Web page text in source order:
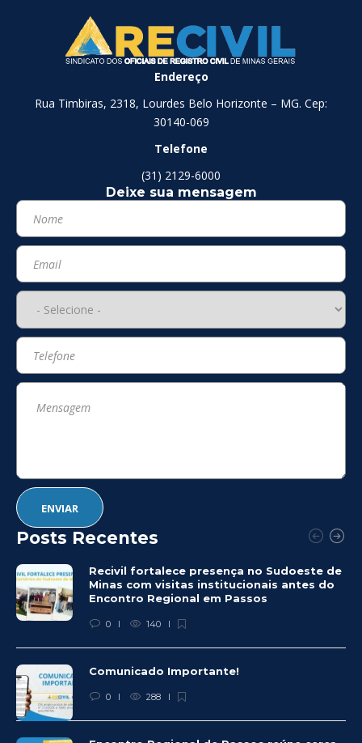
Endereço
Rua Timbiras, 2318, Lourdes Belo Horizonte – MG. Cep:
30140-069
Telefone
(31) 2129-6000
Deixe sua mensagem
Posts Recentes
Recivil fortalece presença no Sudoeste de
Minas com visitas institucionais antes do
Encontro Regional em Passos
0 140
Comunicado Importante!
0 288